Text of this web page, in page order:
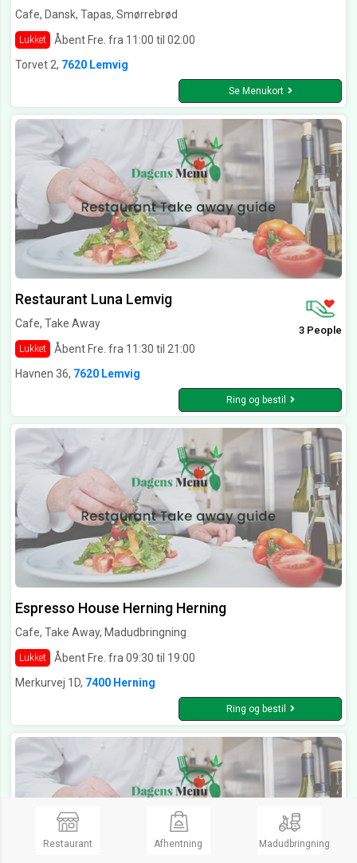
Cafe, Dansk, Tapas, Smørrebrød
Lukket
Åbent Fre. fra 11:00 til 02:00
Torvet 2, 7620 Lemvig
Se Menukort
Restaurant Luna Lemvig
Cafe, Take Away
Lukket Åbent Fre. fra 11:30 til 21:00
3 People
Havnen 36, 7620 Lemvig
Ring og bestil
Espresso House Herning Herning
Cafe, Take Away, Madudbringning
Lukket
Åbent Fre. fra 09:30 til 19:00
Merkurvej 1D, 7400 Herning
Ring og bestil
Restaurant Afhentning Madudbringning